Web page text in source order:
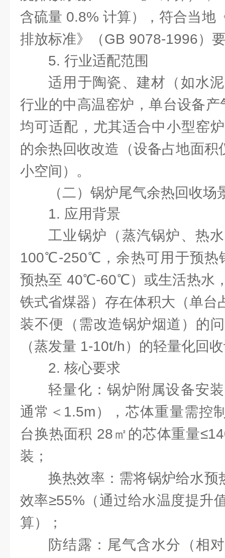
含硫量 0.8% 计算），符合当地
排放标准》（GB 9078-1996）
5. 行业适配范围
适用于陶瓷、建材（如水
行业的中高温窑炉，单台设备产
均可适配，尤其适合中小型窑
的余热回收改造（设备占地面
小空间）。
（二）锅炉尾气余热回收场
1. 应用背景
工业锅炉（蒸汽锅炉、热
100℃-250℃，余热可用于预热
预热至 40℃-60℃）或生活热水
铁式省煤器）存在体积大（单台
装不便（需改造锅炉烟道）的
（蒸发量 1-10t/h）的轻量化回
2. 核心要求
轻量化：锅炉附属设备安
通常＜1.5m），芯体重量需控
台换热面积 28㎡的芯体重量
装；
换热效率：需将锅炉给水
效率≥55%（通过给水温度提升
算）；
防结露：尾气含水分（相